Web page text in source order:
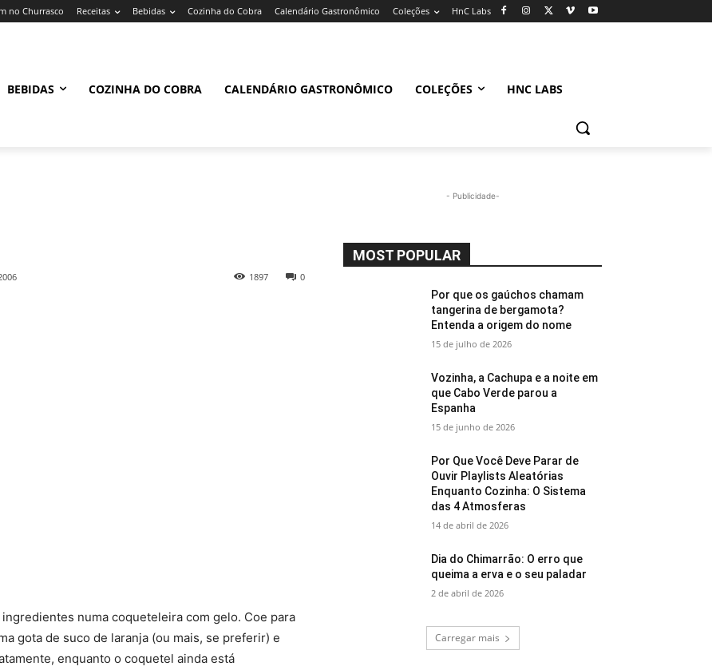
no Churrasco Receitas Bebidas Cozinha do Cobra Calendário Gastronômico Coleções HnC Labs
BEBIDAS COZINHA DO COBRA CALENDÁRIO GASTRONÔMICO COLEÇÕES HNC LABS
0
1897
numa coqueteleira com gelo. Coe para
gota de suco de laranja (ou mais, se preferir) e
enquanto o coquetel ainda está
- Publicidade-
MOST POPULAR
Por que os gaúchos chamam
tangerina de bergamota?
Entenda a origem do nome
15 de julho de 2026
Vozinha, a Cachupa e a noite em
que Cabo Verde parou a
Espanha
15 de junho de 2026
Por Que Você Deve Parar de
Ouvir Playlists Aleatórias
Enquanto Cozinha: O Sistema
das 4 Atmosferas
14 de abril de 2026
Dia do Chimarrão: O erro que
queima a erva e o seu paladar
2 de abril de 2026
Carregar mais